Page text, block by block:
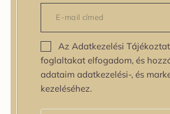
Száraz
Zsíros
Bőrprobléma
Bőrprobléma
Bőrpír
Dehidratált bőr
Egyenetlen bőrtextúra
Az Adatkezelési
foglaltakat elfogadom, és
adataim adatkezelési-, és
kezeléséhez.